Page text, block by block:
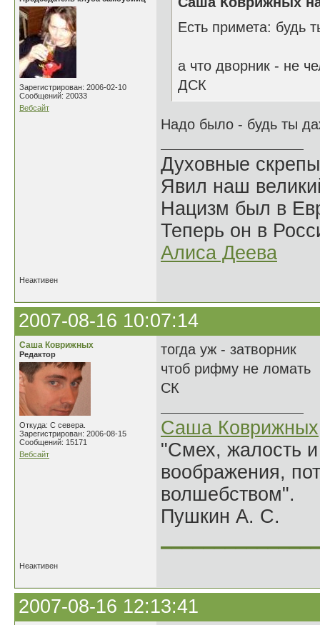
Зарегистрирован: 2006-02-10
Сообщений: 20033
Вебсайт
Есть примета: будь
а что дворник - не
ДСК
Надо было - будь ты
Духовные
Явил наш
Нацизм был в
Теперь он в
Алиса Деева
Неактивен
2007-08-16 10:07:14
Саша Коврижных
Редактор
Откуда: С севера.
Зарегистрирован: 2006-08-15
Сообщений: 15171
Вебсайт
тогда уж - затворник
чтоб рифму не ломать
СК
Саша Коврижных
"Смех, жалость
воображения,
волшебством".
Пушкин А. С.
Неактивен
2007-08-16 12:13:41